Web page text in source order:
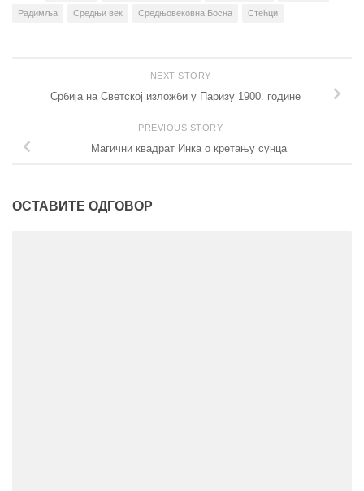
Радимља Средњи век Средњовековна Босна Стећци
NEXT STORY
Србија на Светској изложби у Паризу 1900. године
PREVIOUS STORY
Магични квадрат Инка о кретању сунца
ОСТАВИТЕ ОДГОВОР